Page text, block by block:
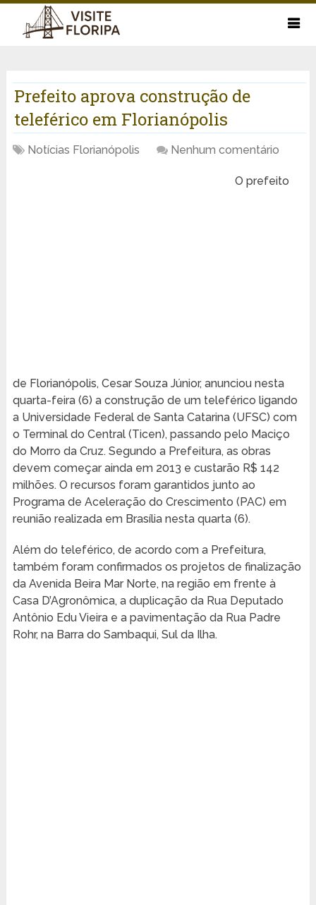
Prefeito aprova construção de
teleférico em Florianópolis
Notícias Florianópolis Nenhum comentário
O prefeito
de Florianópolis, Cesar Souza Júnior, anunciou nesta
quarta-feira (6) a construção de um teleférico ligando
a Universidade Federal de Santa Catarina (UFSC) com
o Terminal do Central (Ticen), passando pelo Maciço
do Morro da Cruz. Segundo a Prefeitura, as obras
devem começar ainda em 2013 e custarão R$ 142
milhões. O recursos foram garantidos junto ao
Programa de Aceleração do Crescimento (PAC) em
reunião realizada em Brasília nesta quarta (6).
Além do teleférico, de acordo com a Prefeitura,
também foram confirmados os projetos de finalização
da Avenida Beira Mar Norte, na região em frente à
Casa D’Agronômica, a duplicação da Rua Deputado
Antônio Edu Vieira e a pavimentação da Rua Padre
Rohr, na Barra do Sambaqui, Sul da Ilha.